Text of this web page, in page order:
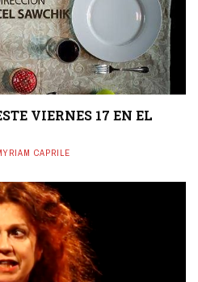
VIERNES 17 EN EL
CAPRILE